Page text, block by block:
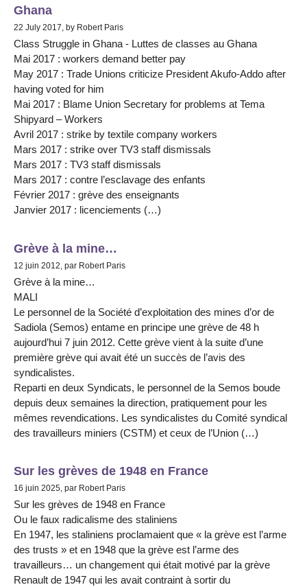
Ghana
22 July 2017, by Robert Paris
Class Struggle in Ghana - Luttes de classes au Ghana
Mai 2017 : workers demand better pay
May 2017 : Trade Unions criticize President Akufo-Addo after
having voted for him
Mai 2017 : Blame Union Secretary for problems at Tema
Shipyard – Workers
Avril 2017 : strike by textile company workers
Mars 2017 : strike over TV3 staff dismissals
Mars 2017 : TV3 staff dismissals
Mars 2017 : contre l’esclavage des enfants
Février 2017 : grève des enseignants
Janvier 2017 : licenciements (…)
Grève à la mine…
12 juin 2012, par Robert Paris
Grève à la mine…
MALI
Le personnel de la Société d’exploitation des mines d’or de
Sadiola (Semos) entame en principe une grève de 48 h
aujourd’hui 7 juin 2012. Cette grève vient à la suite d’une
première grève qui avait été un succès de l’avis des
syndicalistes.
Reparti en deux Syndicats, le personnel de la Semos boude
depuis deux semaines la direction, pratiquement pour les
mêmes revendications. Les syndicalistes du Comité syndical
des travailleurs miniers (CSTM) et ceux de l’Union (…)
Sur les grèves de 1948 en France
16 juin 2025, par Robert Paris
Sur les grèves de 1948 en France
Ou le faux radicalisme des staliniens
En 1947, les staliniens proclamaient que « la grève est l’arme
des trusts » et en 1948 que la grève est l’arme des
travailleurs… un changement qui était motivé par la grève
Renault de 1947 qui les avait contraint à sortir du